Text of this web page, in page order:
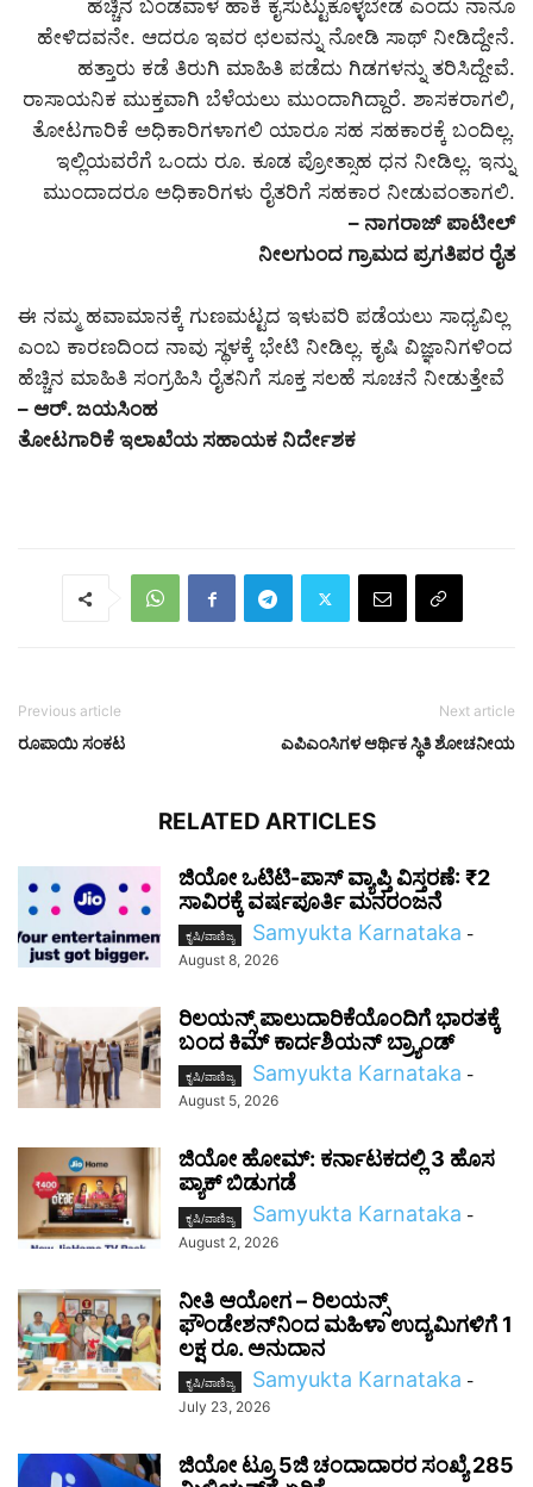
ಹೆಚ್ಚಿನ ಬಂಡವಾಳ ಹಾಕಿ ಕೈಸುಟ್ಟುಕೊಳ್ಳಬೇಡ ಎಂದು ನಾನೂ
ಹೇಳಿದವನೇ. ಆದರೂ ಇವರ ಛಲವನ್ನು ನೋಡಿ ಸಾಥ್ ನೀಡಿದ್ದೇನೆ.
ಹತ್ತಾರು ಕಡೆ ತಿರುಗಿ ಮಾಹಿತಿ ಪಡೆದು ಗಿಡಗಳನ್ನು ತರಿಸಿದ್ದೇವೆ.
ರಾಸಾಯನಿಕ ಮುಕ್ತವಾಗಿ ಬೆಳೆಯಲು ಮುಂದಾಗಿದ್ದಾರೆ. ಶಾಸಕರಾಗಲಿ,
ತೋಟಗಾರಿಕೆ ಅಧಿಕಾರಿಗಳಾಗಲಿ ಯಾರೂ ಸಹ ಸಹಕಾರಕ್ಕೆ ಬಂದಿಲ್ಲ.
ಇಲ್ಲಿಯವರೆಗೆ ಒಂದು ರೂ. ಕೂಡ ಪ್ರೋತ್ಸಾಹ ಧನ ನೀಡಿಲ್ಲ. ಇನ್ನು
ಮುಂದಾದರೂ ಅಧಿಕಾರಿಗಳು ರೈತರಿಗೆ ಸಹಕಾರ ನೀಡುವಂತಾಗಲಿ.
– ನಾಗರಾಜ್ ಪಾಟೀಲ್
ನೀಲಗುಂದ ಗ್ರಾಮದ ಪ್ರಗತಿಪರ ರೈತ
ಈ ನಮ್ಮ ಹವಾಮಾನಕ್ಕೆ ಗುಣಮಟ್ಟದ ಇಳುವರಿ ಪಡೆಯಲು ಸಾಧ್ಯವಿಲ್ಲ
ಎಂಬ ಕಾರಣದಿಂದ ನಾವು ಸ್ಥಳಕ್ಕೆ ಭೇಟಿ ನೀಡಿಲ್ಲ. ಕೃಷಿ ವಿಜ್ಞಾನಿಗಳಿಂದ
ಹೆಚ್ಚಿನ ಮಾಹಿತಿ ಸಂಗ್ರಹಿಸಿ ರೈತನಿಗೆ ಸೂಕ್ತ ಸಲಹೆ ಸೂಚನೆ ನೀಡುತ್ತೇವೆ
– ಆರ್. ಜಯಸಿಂಹ
ತೋಟಗಾರಿಕೆ ಇಲಾಖೆಯ ಸಹಾಯಕ ನಿರ್ದೇಶಕ
Previous article
ರೂಪಾಯಿ ಸಂಕಟ
Next article
ಎಪಿಎಂಸಿಗಳ ಆರ್ಥಿಕ ಸ್ಥಿತಿ ಶೋಚನೀಯ
RELATED ARTICLES
ಜಿಯೋ ಒಟಿಟಿ-ಪಾಸ್ ವ್ಯಾಪ್ತಿ ವಿಸ್ತರಣೆ: ₹2
ಸಾವಿರಕ್ಕೆ ವರ್ಷಪೂರ್ತಿ ಮನರಂಜನೆ
ಕೃಷಿ/ವಾಣಿಜ್ಯ Samyukta Karnataka -
August 8, 2026
ರಿಲಯನ್ಸ್ ಪಾಲುದಾರಿಕೆಯೊಂದಿಗೆ ಭಾರತಕ್ಕೆ
ಬಂದ ಕಿಮ್ ಕಾರ್ದಶಿಯನ್ ಬ್ರ್ಯಾಂಡ್
ಕೃಷಿ/ವಾಣಿಜ್ಯ Samyukta Karnataka -
August 5, 2026
ಜಿಯೋ ಹೋಮ್: ಕರ್ನಾಟಕದಲ್ಲಿ 3 ಹೊಸ
ಪ್ಯಾಕ್ ಬಿಡುಗಡೆ
ಕೃಷಿ/ವಾಣಿಜ್ಯ Samyukta Karnataka -
August 2, 2026
ನೀತಿ ಆಯೋಗ – ರಿಲಯನ್ಸ್
ಫೌಂಡೇಶನ್‌ನಿಂದ ಮಹಿಳಾ ಉದ್ಯಮಿಗಳಿಗೆ 1
ಲಕ್ಷ ರೂ. ಅನುದಾನ
ಕೃಷಿ/ವಾಣಿಜ್ಯ Samyukta Karnataka -
July 23, 2026
ಜಿಯೋ ಟ್ರೂ 5ಜಿ ಚಂದಾದಾರರ ಸಂಖ್ಯೆ 285